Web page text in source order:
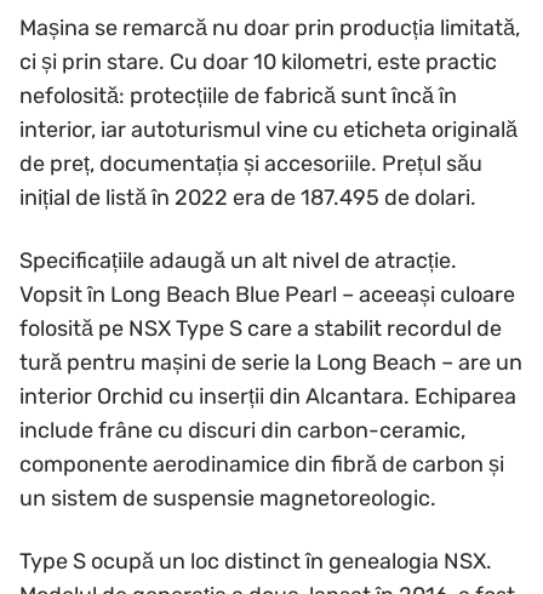
Mașina se remarcă nu doar prin producția limitată,
ci și prin stare. Cu doar 10 kilometri, este practic
nefolosită: protecțiile de fabrică sunt încă în
interior, iar autoturismul vine cu eticheta originală
de preț, documentația și accesoriile. Prețul său
inițial de listă în 2022 era de 187.495 de dolari.
Specificațiile adaugă un alt nivel de atracție.
Vopsit în Long Beach Blue Pearl – aceeași culoare
folosită pe NSX Type S care a stabilit recordul de
tură pentru mașini de serie la Long Beach – are un
interior Orchid cu inserții din Alcantara. Echiparea
include frâne cu discuri din carbon-ceramic,
componente aerodinamice din fibră de carbon și
un sistem de suspensie magnetoreologic.
Type S ocupă un loc distinct în genealogia NSX.